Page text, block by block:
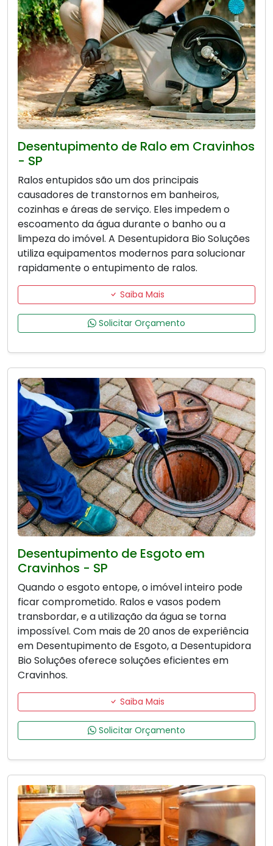
Desentupimento de Ralo em Cravinhos
- SP
Ralos entupidos são um dos principais
causadores de transtornos em banheiros,
cozinhas e áreas de serviço. Eles impedem o
escoamento da água durante o banho ou a
limpeza do imóvel. A Desentupidora Bio Soluções
utiliza equipamentos modernos para solucionar
rapidamente o entupimento de ralos.
Saiba Mais
Solicitar Orçamento
Desentupimento de Esgoto em
Cravinhos - SP
Quando o esgoto entope, o imóvel inteiro pode
ficar comprometido. Ralos e vasos podem
transbordar, e a utilização da água se torna
impossível. Com mais de 20 anos de experiência
em Desentupimento de Esgoto, a Desentupidora
Bio Soluções oferece soluções eficientes em
Cravinhos.
Saiba Mais
Solicitar Orçamento